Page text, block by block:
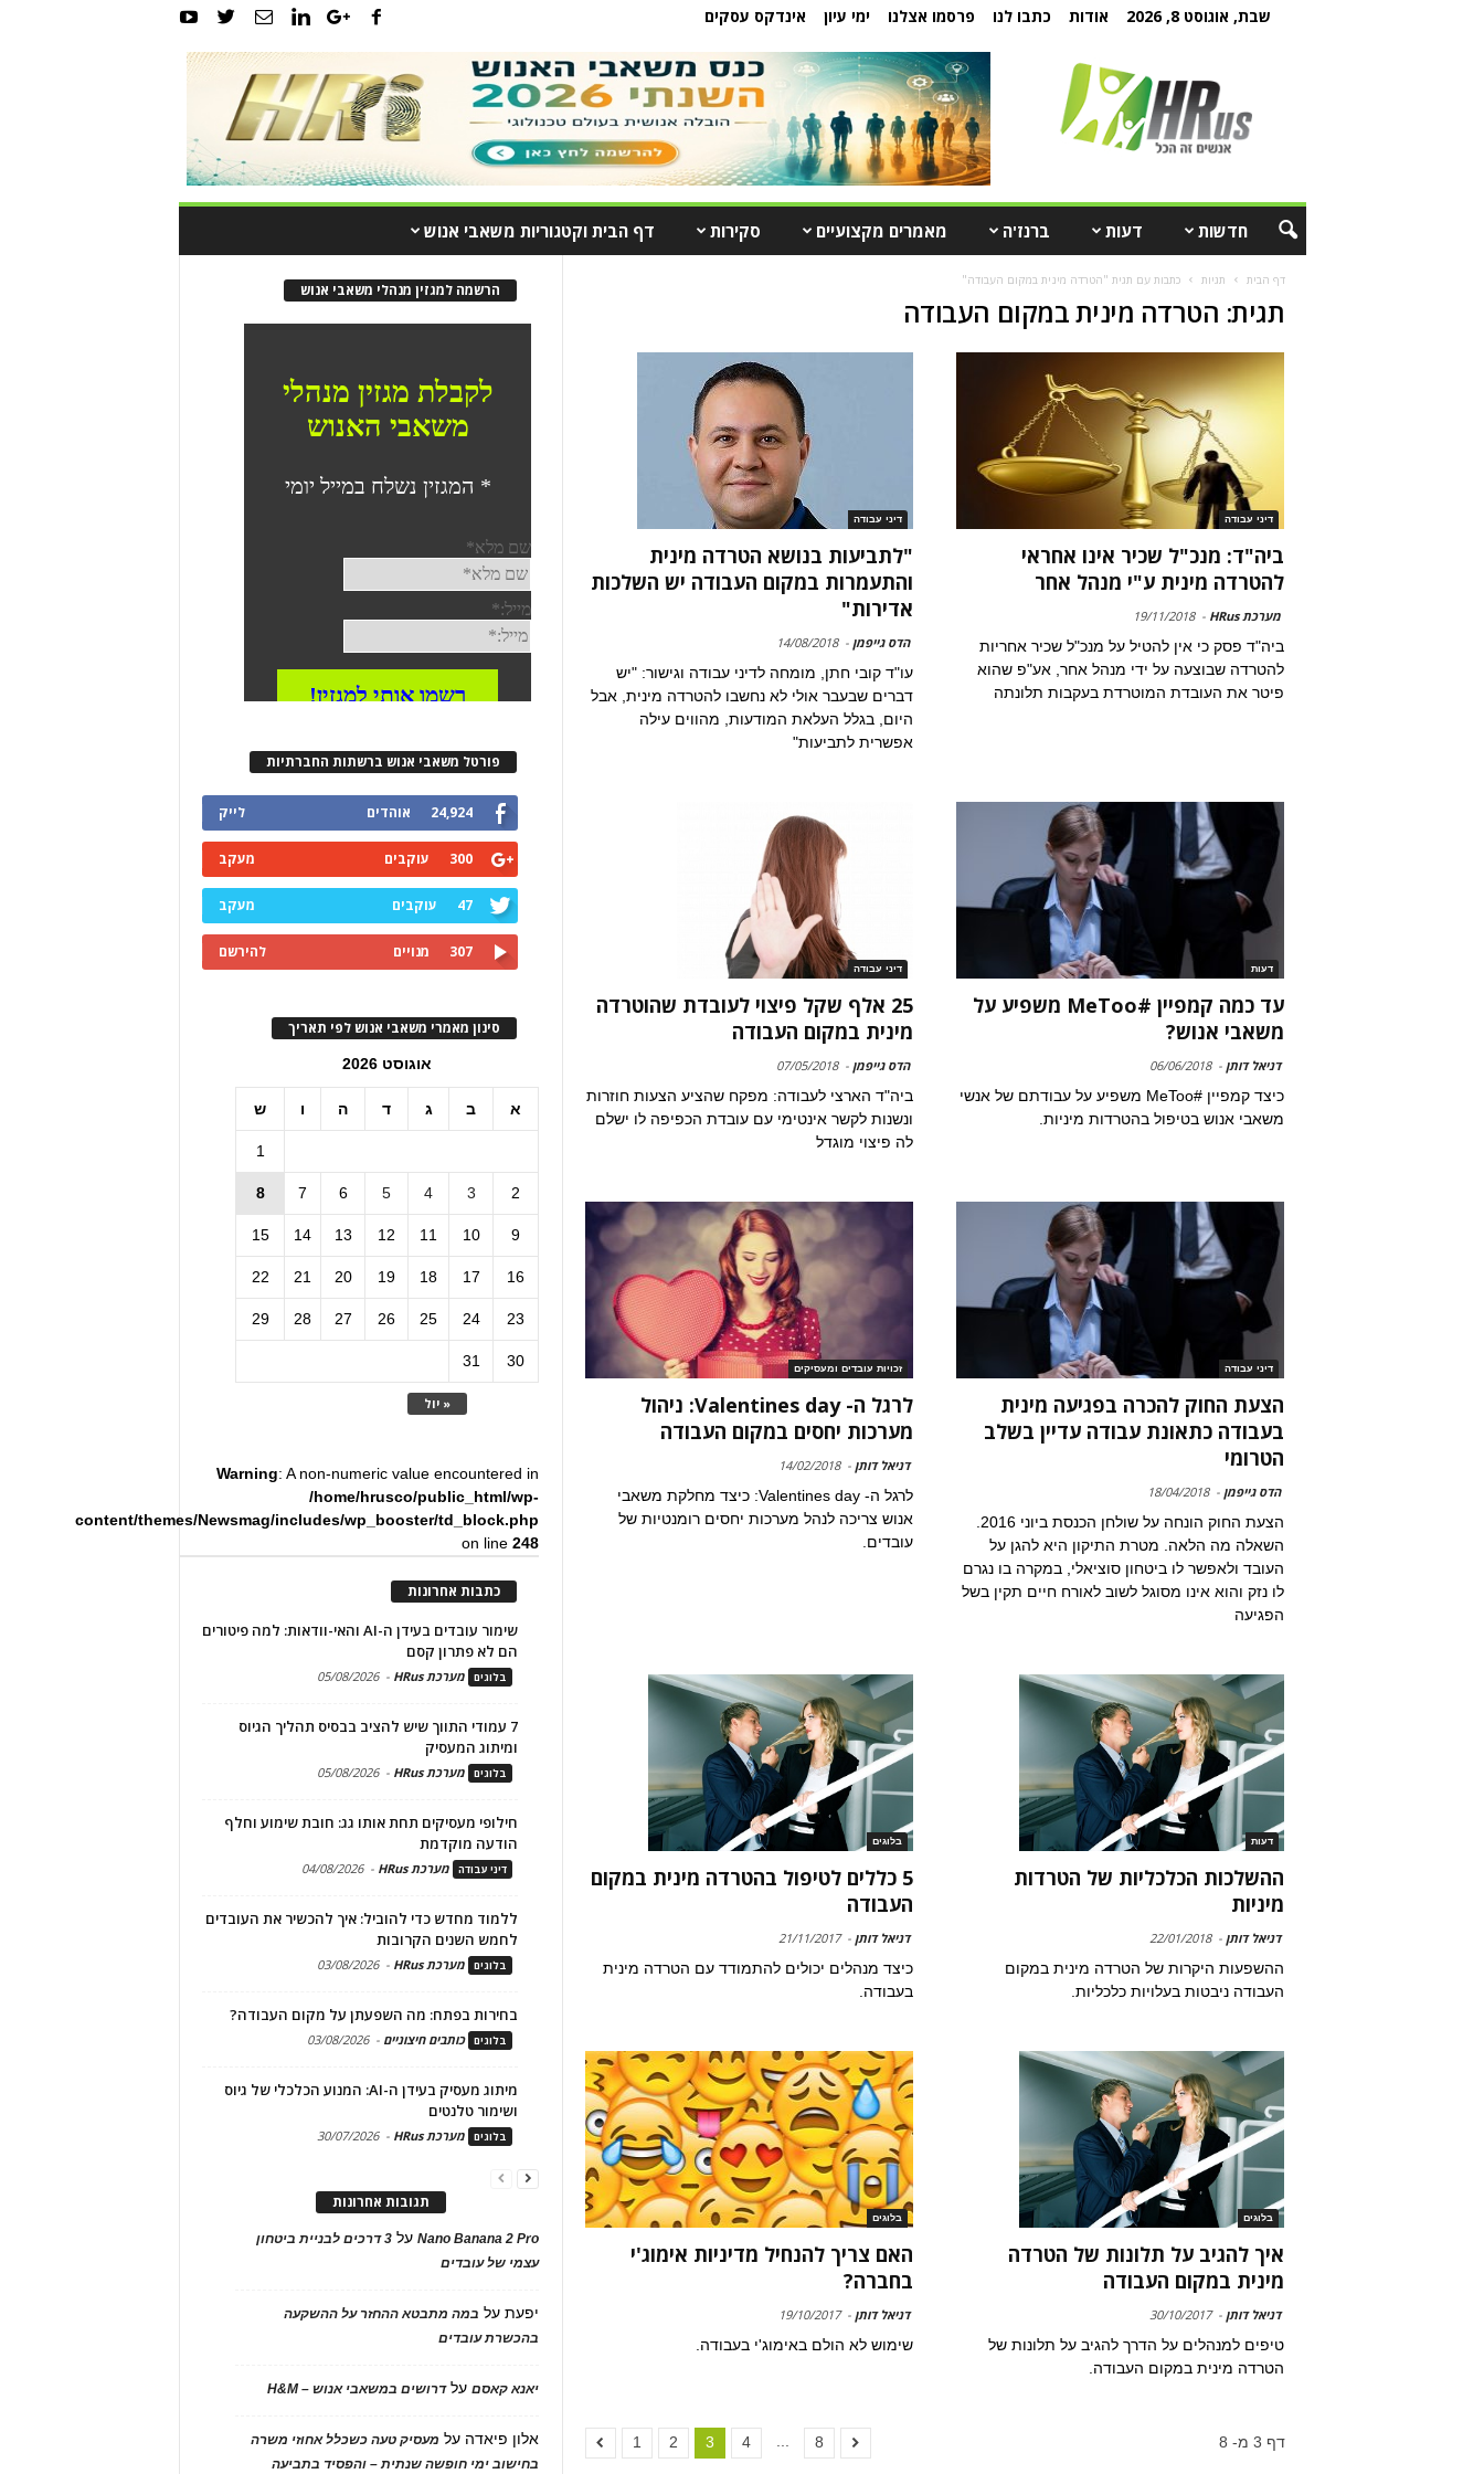
שבת, אוגוסט 8, 2026 אודות כתבו לנו פרסמו אצלנו ימי עיון אינדקס עסקים
חדשות דעות ברנז'ה מאמרים מקצועיים סקירות דף הבית וקטגוריות משאבי אנוש
דף הבית תגיות כתבות עם תגית "הטרדה מינית במקום העבודה"
תגית: הטרדה מינית במקום העבודה
דיני עבודה
ביה"ד: מנכ"ל שכיר אינו אחראי
להטרדה מינית ע"י מנהל אחר
מערכת HRus -
19/11/2018
ביה"ד פסק כי אין להטיל על מנכ"ל שכיר אחריות
להטרדה שבוצעה על ידי מנהל אחר, אע"פ שהוא
פיטר את העובדת המוטרדת בעקבות תלונתה
דיני עבודה
"לתביעות בנושא הטרדה מינית
והתעמרות במקום העבודה יש השלכות
אדירות"
הדס גייפמן -
14/08/2018
עו"ד קובי חתן, מומחה לדיני עבודה וגישור: "יש
דברים שבעבר אולי לא נחשבו להטרדה מינית, אבל
היום, בגלל העלאת המודעות, מהווים עילה
אפשרית לתביעות"
דעות
עד כמה קמפיין #MeToo משפיע על
משאבי אנוש?
דניאל דותן -
06/06/2018
כיצד קמפיין #MeToo משפיע על עבודתם של אנשי
משאבי אנוש בטיפול בהטרדות מיניות.
דיני עבודה
25 אלף שקל פיצוי לעובדת שהוטרדה
מינית במקום העבודה
הדס גייפמן -
07/05/2018
ביה"ד הארצי לעבודה: מפקח שהציע הצעות חוזרות
ונשנות לקשר אינטימי עם עובדת הכפיפה לו ישלם
לה פיצוי מוגדל
דיני עבודה
הצעת החוק להכרה בפגיעה מינית
בעבודה כתאונת עבודה עדיין בשלב
הטרומי
הדס גייפמן -
18/04/2018
הצעת החוק הונחה על שולחן הכנסת ביוני 2016.
השאלה מה הלאה. מטרת התיקון היא להגן על
העובד ולאפשר לו ביטחון סוציאלי, במקרה בו נגרם
לו נזק והוא אינו מסוגל לשוב לאורח חיים תקין בשל
הפגיעה
זכויות עובדים ומעסיקים
לרגל ה- Valentines day: ניהול
מערכות יחסים במקום העבודה
דניאל דותן -
14/02/2018
לרגל ה- Valentines day: כיצד מחלקת משאבי
אנוש צריכה לנהל מערכות יחסים רומנטיות של
עובדים.
דעות
ההשלכות הכלכליות של הטרדות
מיניות
דניאל דותן -
22/01/2018
ההשפעות היקרות של הטרדה מינית במקום
העבודה ניבטות בעלויות כלכליות.
בלוגים
5 כללים לטיפול בהטרדה מינית במקום
העבודה
דניאל דותן -
21/11/2017
כיצד מנהלים יכולים להתמודד עם הטרדה מינית
בעבודה.
בלוגים
איך להגיב על תלונות של הטרדה
מינית במקום העבודה
דניאל דותן -
30/10/2017
טיפים למנהלים על הדרך להגיב על תלונות של
הטרדה מינית במקום העבודה.
בלוגים
האם צריך להנחיל מדיניות אימוג'י
בחברה?
דניאל דותן -
19/10/2017
שימוש לא הולם באימוג'י בעבודה.
1 2 3 4 ... 8 דף 3 מ- 8
הרשמה למגזין מנהלי משאבי אנוש
פורטל משאבי אנוש ברשתות החברתיות
24,924 אוהדים לייק
300 עוקבים מעקב
47 עוקבים מעקב
307 מנויים להירשם
סינון מאמרי משאבי אנוש לפי תאריך
אוגוסט 2026
א ב ג ד ה ו ש
« יול
1
2
3
4
5
6
7
8
9
10
11
12
13
14
15
16
17
18
19
20
21
22
23
24
25
26
27
28
29
30
31
Warning: A non-numeric value encountered in
/home/hrusco/public_html/wp-
content/themes/Newsmag/includes/wp_booster/td_block.php
on line248
כתבות אחרונות
שימור עובדים בעידן ה-AI והאי-וודאות: למה פיטורים
הם לא פתרון קסם
בלוגים מערכת HRus -
05/08/2026
7 עמודי התווך שיש להציב בבסיס תהליך הגיוס
ומיתוג המעסיק
בלוגים מערכת HRus -
05/08/2026
חילופי מעסיקים תחת אותו גג: חובת שימוע וחלף
הודעה מוקדמת
דיני עבודה מערכת HRus -
04/08/2026
ללמוד מחדש כדי להוביל: איך להכשיר את העובדים
לחמש השנים הקרובות
בלוגים מערכת HRus -
03/08/2026
בחירות בפתח: מה השפעתן על מקום העבודה?
בלוגים כותבים חיצוניים -
03/08/2026
מיתוג מעסיק בעידן ה-AI: המנוע הכלכלי של גיוס
ושימור טלנטים
בלוגים מערכת HRus -
30/07/2026
תגובות אחרונות
Nano Banana 2 Proעל
3 דרכים לבניית ביטחון
עצמי של עובדים
יפעתעל במה מתבטא ההחזר על ההשקעה
בהכשרת עובדים
יאנא קאסםעלדרושים במשאבי אנוש – H&M
אלון פיאדה על מעסיק טעה כשכלל אחוזי משרה
בחישוב ימי חופשה שנתית – והפסיד בתביעה